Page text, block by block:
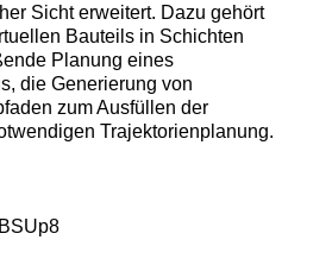
Sicht erweitert. Dazu gehört
Bauteils in Schichten
Planung eines
die Generierung von
zum Ausfüllen der
Trajektorienplanung.